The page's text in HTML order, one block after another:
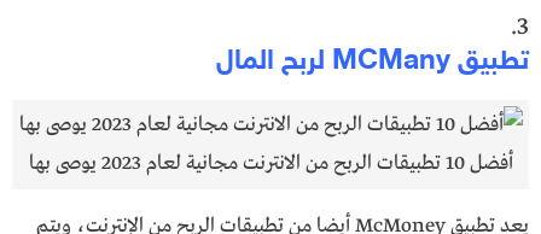
3.
تطبيق MCMany لربح المال
أفضل 10 تطبيقات الربح من الانترنت مجانية لعام 2023 يوصى بها
يعد تطبيق McMoney أيضا من تطبيقات الربح من الإنترنت، ويتم